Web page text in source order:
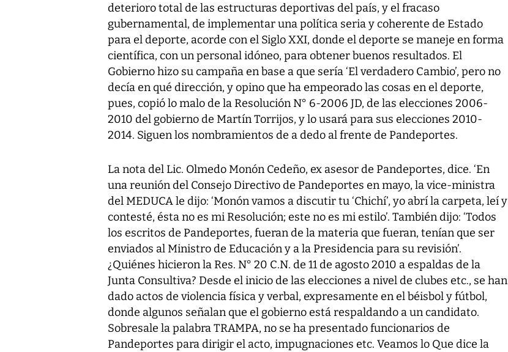
deterioro total de las estructuras deportivas del país, y el fracaso
gubernamental, de implementar una política seria y coherente de Estado
para el deporte, acorde con el Siglo XXI, donde el deporte se maneje en forma
científica, con un personal idóneo, para obtener buenos resultados. El
Gobierno hizo su campaña en base a que sería ‘El verdadero Cambio’, pero no
decía en qué dirección, y opino que ha empeorado las cosas en el deporte,
pues, copió lo malo de la Resolución N° 6-2006 JD, de las elecciones 2006-
2010 del gobierno de Martín Torrijos, y lo usará para sus elecciones 2010-
2014. Siguen los nombramientos de a dedo al frente de Pandeportes.
La nota del Lic. Olmedo Monón Cedeño, ex asesor de Pandeportes, dice. ‘En
una reunión del Consejo Directivo de Pandeportes en mayo, la vice-ministra
del MEDUCA le dijo: ‘Monón vamos a discutir tu ‘Chichí’, yo abrí la carpeta, leí y
contesté, ésta no es mi Resolución; este no es mi estilo’. También dijo: ‘Todos
los escritos de Pandeportes, fueran de la materia que fueran, tenían que ser
enviados al Ministro de Educación y a la Presidencia para su revisión’.
¿Quiénes hicieron la Res. N° 20 C.N. de 11 de agosto 2010 a espaldas de la
Junta Consultiva? Desde el inicio de las elecciones a nivel de clubes etc., se han
dado actos de violencia física y verbal, expresamente en el béisbol y fútbol,
donde algunos señalan que el gobierno está respaldando a un candidato.
Sobresale la palabra TRAMPA, no se ha presentado funcionarios de
Pandeportes para dirigir el acto, impugnaciones etc. Veamos lo Que dice la